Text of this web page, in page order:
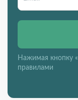
Нажимая кнопку
правилами